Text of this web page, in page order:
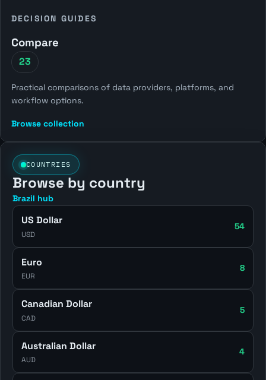
DECISION GUIDES
Compare
23
Practical comparisons of data providers, platforms, and
workflow options.
Browse collection
COUNTRIES
Browse by country
Brazil hub
US Dollar
USD
54
Euro
EUR
8
Canadian Dollar
CAD
5
Australian Dollar
AUD
4